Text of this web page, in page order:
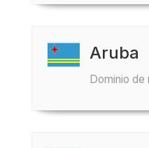
Aruba
Dominio de